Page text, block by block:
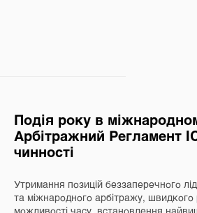
Подія року в
Арбітражний Регламент
чинності
Утримання позицій беззаперечного
та міжнародного арбітражу,
можливості часу, встановлення